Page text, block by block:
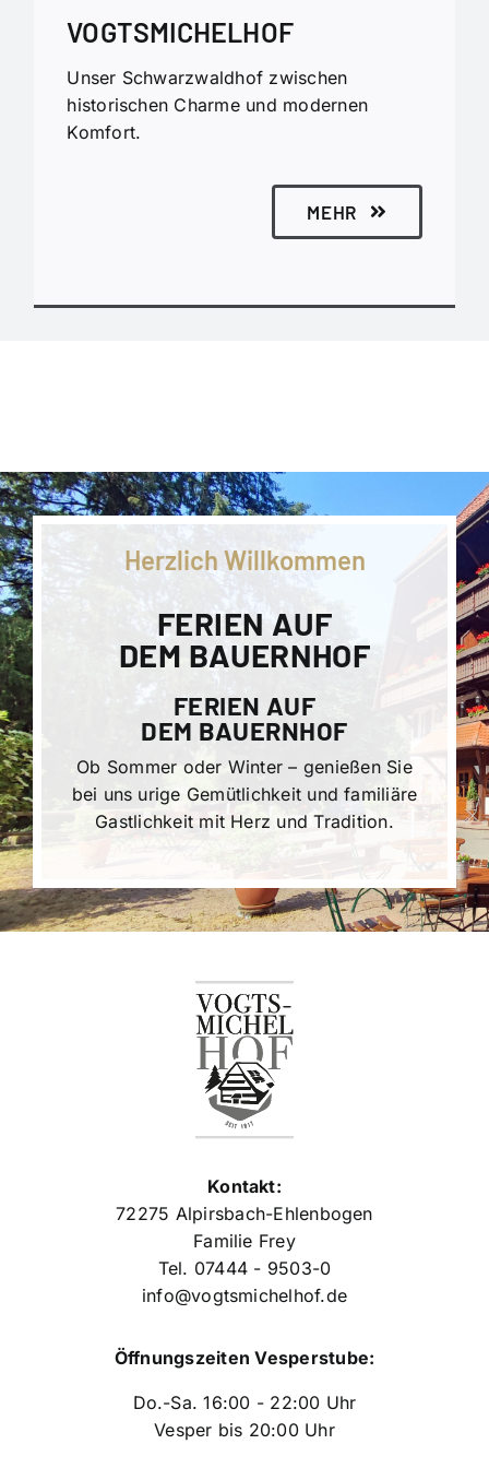
VOGTSMICHELHOF
Unser Schwarzwaldhof zwischen
historischen Charme und modernen
Komfort.
MEHR
Herzlich Willkommen
FERIEN AUF
DEM BAUERNHOF
FERIEN AUF
DEM BAUERNHOF
Ob Sommer oder Winter – genießen Sie
bei uns urige Gemütlichkeit und familiäre
Gastlichkeit mit Herz und Tradition.
Kontakt:
72275 Alpirsbach-Ehlenbogen
Familie Frey
Tel. 07444 - 9503-0
info@vogtsmichelhof.de
Öffnungszeiten Vesperstube:
Do.-Sa. 16:00 - 22:00 Uhr
Vesper bis 20:00 Uhr